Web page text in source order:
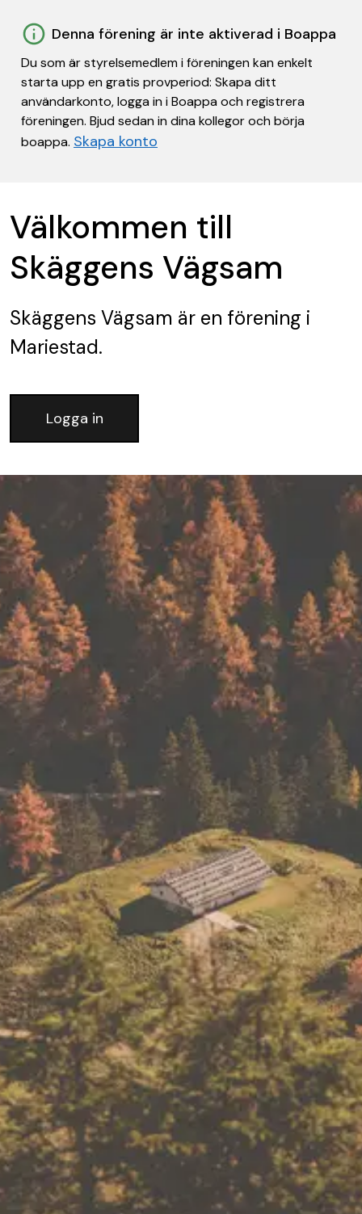
Denna förening är inte aktiverad i Boappa
Du som är styrelsemedlem i föreningen kan enkelt
starta upp en gratis provperiod: Skapa ditt
användarkonto, logga in i Boappa och registrera
föreningen. Bjud sedan in dina kollegor och börja
boappa. Skapa konto
Välkommen till
Skäggens Vägsam
Skäggens Vägsam är en förening i
Mariestad.
Logga in